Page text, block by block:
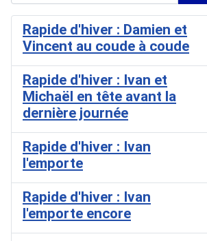
Rapide d'hiver : Damien et
Vincent au coude à coude
Rapide d'hiver : Ivan et
Michaël en tête avant la
dernière journée
Rapide d'hiver : Ivan
l'emporte
Rapide d'hiver : Ivan
l'emporte encore